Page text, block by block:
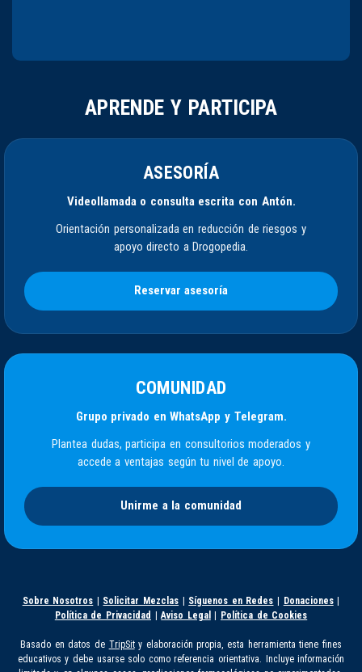
APRENDE Y PARTICIPA
ASESORÍA
Videollamada o consulta escrita con Antón.
Orientación personalizada en reducción de riesgos y
apoyo directo a Drogopedia.
Reservar asesoría
COMUNIDAD
Grupo privado en WhatsApp y Telegram.
Plantea dudas, participa en consultorios moderados y
accede a ventajas según tu nivel de apoyo.
Unirme a la comunidad
Sobre Nosotros Solicitar Mezclas Síguenos en Redes Donaciones|
Política de Privacidad
|Aviso Legal Política de Cookies
Basado en datos de TripSity elaboración propia, esta herramienta tiene fines
educativos y debe usarse solo como referencia orientativa. Incluye información